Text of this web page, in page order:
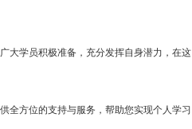
学员积极准备，充分发挥自身潜力，在这
方位的支持与服务，帮助您实现个人学习